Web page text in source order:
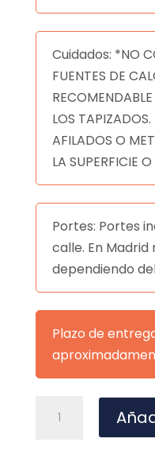
Cuidados: *NO
FUENTES DE
LOS
AFILADOS O
LA SUPERFICIE
Portes: Portes
calle. En
dependiendo
Plazo de
FIORELLA